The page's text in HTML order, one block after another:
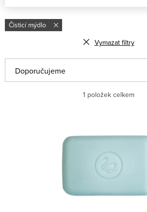
Čisticí mýdlo
Vymazat filtry
Řazení produktů
Doporučujeme
Nejprodávanější
1 položek celkem